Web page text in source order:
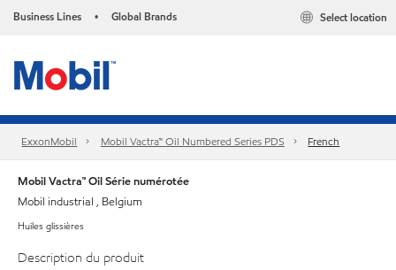
Business Lines • Global Brands Select location
ExxonMobil Mobil Vactra™ Oil Numbered Series PDS French
Mobil Vactra™ Oil Série numérotée
Mobil industrial , Belgium
Huiles glissières
Description du produit